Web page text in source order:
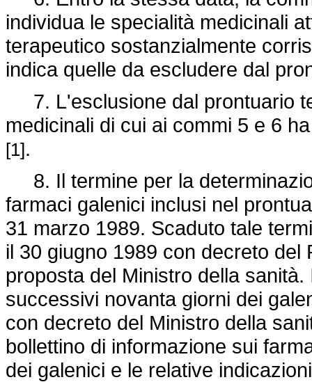
individua le specialità medicinali
terapeutico sostanzialmente
indica quelle da escludere dal
7. L'esclusione dal prontuario
medicinali di cui ai commi 5 e 6
[1].
8. Il termine per la
farmaci galenici inclusi nel
31 marzo 1989. Scaduto tale
il 30 giugno 1989 con decreto
proposta del Ministro della
successivi novanta giorni dei
con decreto del Ministro della
bollettino di informazione sui
dei galenici e le relative